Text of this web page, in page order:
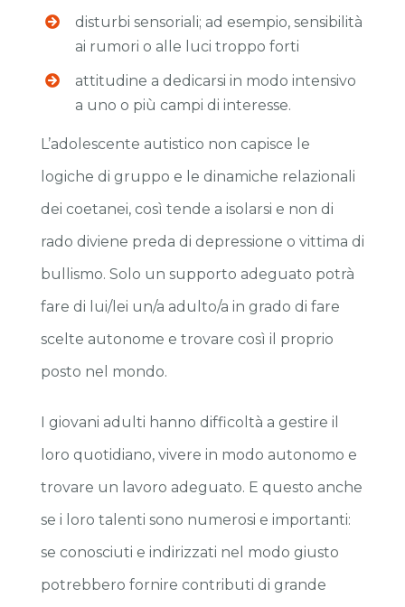
disturbi sensoriali; ad esempio, sensibilità
ai rumori o alle luci troppo forti
attitudine a dedicarsi in modo intensivo
a uno o più campi di interesse.
L’adolescente autistico non capisce le
logiche di gruppo e le dinamiche relazionali
dei coetanei, così tende a isolarsi e non di
rado diviene preda di depressione o vittima di
bullismo. Solo un supporto adeguato potrà
fare di lui/lei un/a adulto/a in grado di fare
scelte autonome e trovare così il proprio
posto nel mondo.
I giovani adulti hanno difficoltà a gestire il
loro quotidiano, vivere in modo autonomo e
trovare un lavoro adeguato. E questo anche
se i loro talenti sono numerosi e importanti:
se conosciuti e indirizzati nel modo giusto
potrebbero fornire contributi di grande